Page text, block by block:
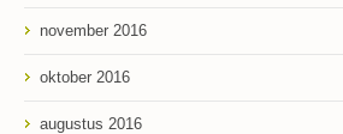
november 2016
oktober 2016
augustus 2016